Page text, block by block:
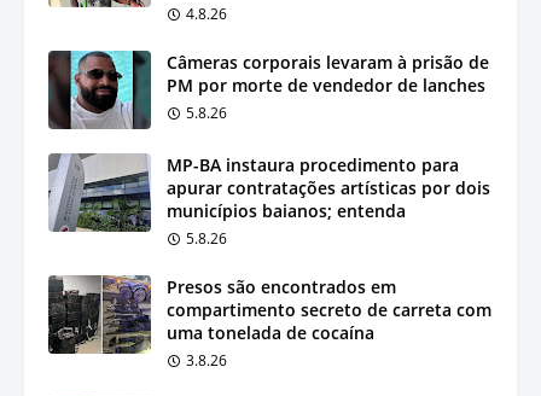
4.8.26
Câmeras corporais levaram à prisão de
PM por morte de vendedor de lanches
5.8.26
MP-BA instaura procedimento para
apurar contratações artísticas por dois
municípios baianos; entenda
5.8.26
Presos são encontrados em
compartimento secreto de carreta com
uma tonelada de cocaína
3.8.26